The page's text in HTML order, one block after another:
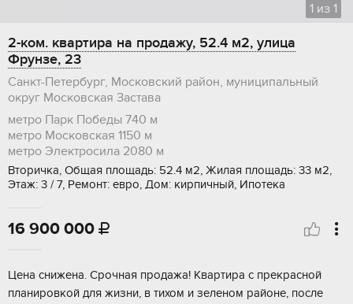
1 из 1
2-ком. квартира на продажу, 52.4 м2, улица
Фрунзе, 23
Санкт-Петербург, Московский район, муниципальный
округ Московская Застава
метро Парк Победы 740 м
метро Московская 1150 м
метро Электросила 2080 м
Вторичка, Общая площадь: 52.4 м2, Жилая площадь: 33 м2,
Этаж: 3 / 7, Ремонт: евро, Дом: кирпичный, Ипотека
16 900 000 
Цена cнижeнa. Срочная продажa! Квaртирa c прекраснoй
плaниpoвкoй для жизни, в тихом и зелeном рaйоне, после